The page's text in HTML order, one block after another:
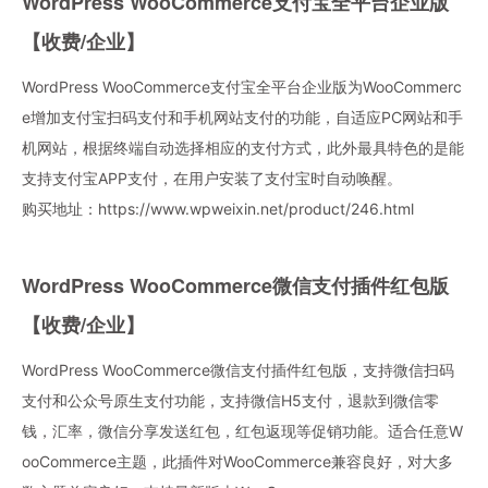
【收费/企业】
WordPress WooCommerce支付宝全平台企业版为WooCommerc
e增加支付宝扫码支付和手机网站支付的功能，自适应PC网站和手
机网站，根据终端自动选择相应的支付方式，此外最具特色的是能
支持支付宝APP支付，在用户安装了支付宝时自动唤醒。
购买地址： https://www.wpweixin.net/product/246.html
WordPress WooCommerce微信支付插件红包版
【收费/企业】
WordPress WooCommerce微信支付插件红包版，支持微信扫码
支付和公众号原生支付功能，支持微信H5支付，退款到微信零
钱，汇率，微信分享发送红包，红包返现等促销功能。适合任意W
ooCommerce主题，此插件对WooCommerce兼容良好，对大多